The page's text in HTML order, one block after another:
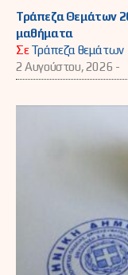
Τράπεζα Θεμάτων
μαθήματα
ΣεΤράπεζα θεμάτων
2 Αυγούστου, 2026 -